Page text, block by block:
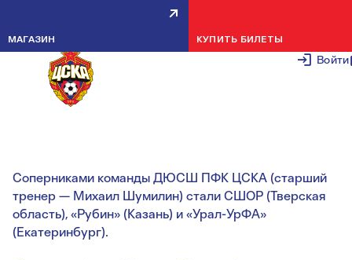
Войти
МАГАЗИН КУПИТЬ БИЛЕТЫ
КОМАНДА 2008 Г.Р. УЗНАЛА
СОПЕРНИКОВ ПО ПЕРВЕНСТВУ
РОССИИ
Соперниками команды ДЮСШ ПФК ЦСКА (старший
тренер — Михаил Шумилин) стали СШОР (Тверская
область), «Рубин» (Казань) и «Урал-УрФА»
(Екатеринбург).